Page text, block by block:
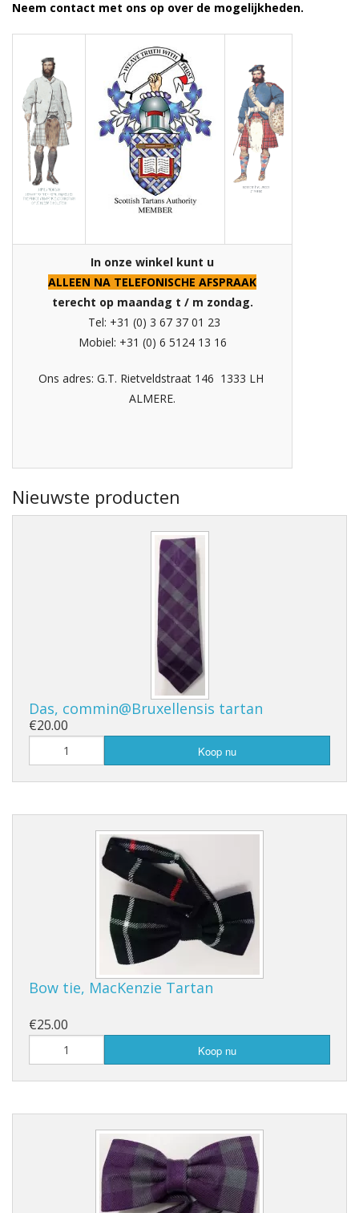
Neem contact met ons op over de mogelijkheden.
In onze winkel kunt u
ALLEEN NA TELEFONISCHE AFSPRAAK
terecht op maandag t / m zondag.
Tel: +31 (0) 3 67 37 01 23
Mobiel: +31 (0) 6 5124 13 16
Ons adres: G.T. Rietveldstraat 146 1333 LH
ALMERE.
Nieuwste producten
Das, commin@Bruxellensis tartan
€20.00
Koop nu
Bow tie, MacKenzie Tartan
€25.00
Koop nu